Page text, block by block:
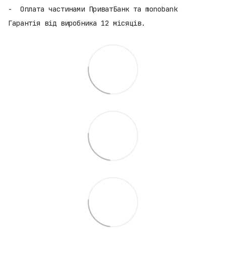
Оплата частинами ПриватБанк та monobank
Гарантія від виробника 12 місяців.